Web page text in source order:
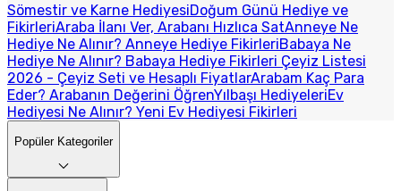
Sömestir ve Karne HediyesiDoğum Günü Hediye ve
FikirleriAraba İlanı Ver, Arabanı Hızlıca SatAnneye Ne
Hediye Ne Alınır? Anneye Hediye FikirleriBabaya Ne
Hediye Ne Alınır? Babaya Hediye Fikirleri Çeyiz Listesi
2026 - Çeyiz Seti ve Hesaplı FiyatlarArabam Kaç Para
Eder? Arabanın Değerini ÖğrenYılbaşı HediyeleriEv
Hediyesi Ne Alınır? Yeni Ev Hediyesi Fikirleri
Popüler Kategoriler